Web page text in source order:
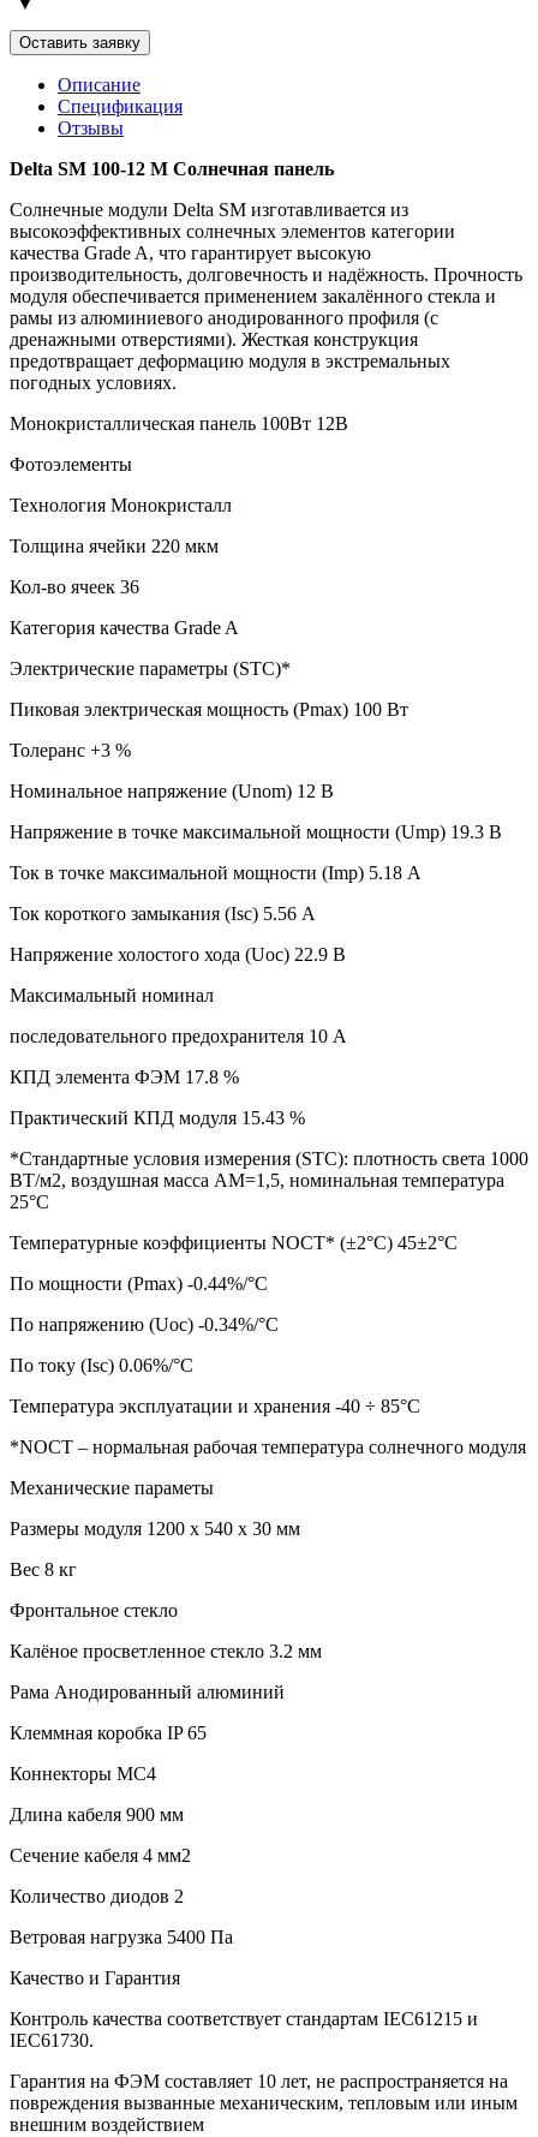
Оставить заявку
Описание
Спецификация
Отзывы
Delta SM 100-12 M Солнечная панель
Солнечные модули Delta SM изготавливается из
высокоэффективных солнечных элементов категории
качества Grade A, что гарантирует высокую
производительность, долговечность и надёжность. Прочность
модуля обеспечивается применением закалённого стекла и
рамы из алюминиевого анодированного профиля (с
дренажными отверстиями). Жесткая конструкция
предотвращает деформацию модуля в экстремальных
погодных условиях.
Монокристаллическая панель 100Вт 12В
Фотоэлементы
Технология Монокристалл
Толщина ячейки 220 мкм
Кол-во ячеек 36
Категория качества Grade A
Электрические параметры (STC)*
Пиковая электрическая мощность (Pmax) 100 Вт
Толеранс +3 %
Номинальное напряжение (Unom) 12 В
Напряжение в точке максимальной мощности (Ump) 19.3 В
Ток в точке максимальной мощности (Imp) 5.18 А
Ток короткого замыкания (Isc) 5.56 А
Напряжение холостого хода (Uoc) 22.9 В
Максимальный номинал
последовательного предохранителя 10 А
КПД элемента ФЭМ 17.8 %
Практический КПД модуля 15.43 %
*Стандартные условия измерения (STC): плотность света 1000
ВТ/м2, воздушная масса АМ=1,5, номинальная температура
25°С
Температурные коэффициенты NOCT* (±2°С) 45±2°C
По мощности (Pmax) -0.44%/°C
По напряжению (Uoc) -0.34%/°C
По току (Isc) 0.06%/°C
Температура эксплуатации и хранения -40 ÷ 85°C
*NOCT – нормальная рабочая температура солнечного модуля
Механические параметы
Размеры модуля 1200 х 540 х 30 мм
Вес 8 кг
Фронтальное стекло
Калёное просветленное стекло 3.2 мм
Рама Анодированный алюминий
Клеммная коробка IP 65
Коннекторы MC4
Длина кабеля 900 мм
Сечение кабеля 4 мм2
Количество диодов 2
Ветровая нагрузка 5400 Па
Качество и Гарантия
Контроль качества соответствует стандартам IEC61215 и
IEC61730.
Гарантия на ФЭМ составляет 10 лет, не распространяется на
повреждения вызванные механическим, тепловым или иным
внешним воздействием